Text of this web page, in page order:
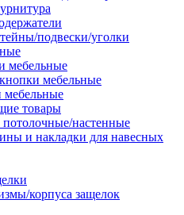
подвески/уголки
мебельные
мебельные
мебельные
товары
настенные
и накладки для навесных
корпуса защелок